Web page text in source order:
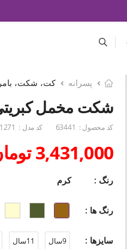
پسرانه کت، شکت،
شکت مخمل
کد محصول : 63441 کد مدل :
3,431,000 تومان
رنگ : کرم
رنگ ها :
سایزها : 9سال 11سال